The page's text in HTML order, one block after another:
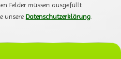
Felder müssen ausgefüllt
unsere Datenschutzerklärung.